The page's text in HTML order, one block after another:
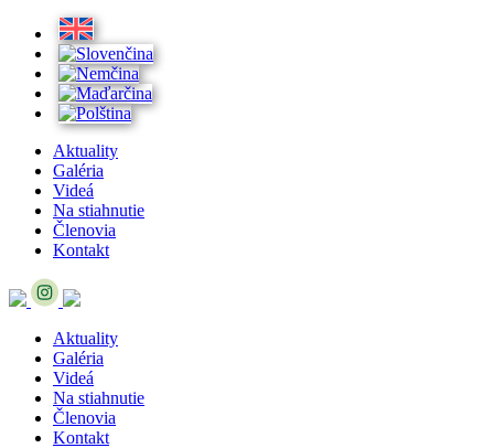
Aktuality
Galéria
Videá
Na stiahnutie
Členovia
Kontakt
Aktuality
Galéria
Videá
Na stiahnutie
Členovia
Kontakt